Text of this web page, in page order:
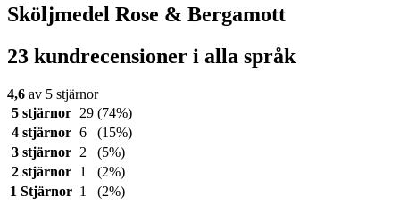
Sköljmedel Rose & Bergamott
23 kundrecensioner i alla språk
4,6 av 5 stjärnor
5 stjärnor
29 (74%)
4 stjärnor 6
(15%)
3 stjärnor
2
(5%)
2 stjärnor
1
(2%)
1 Stjärnor 1 (2%)